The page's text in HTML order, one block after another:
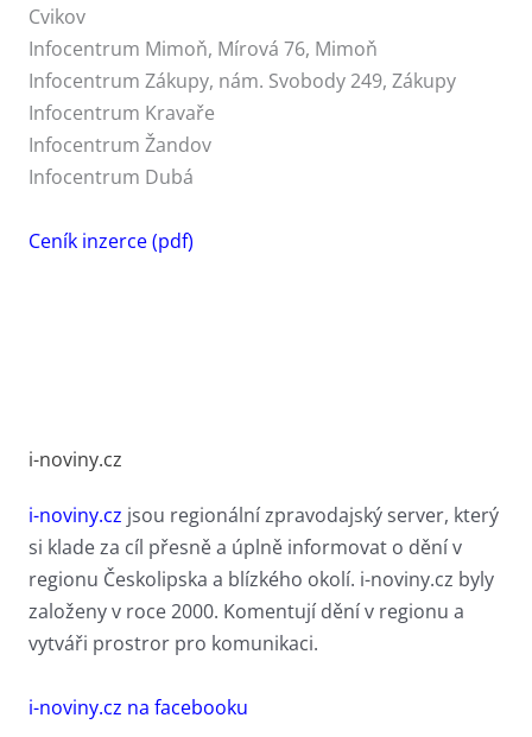
Cvikov
Infocentrum Mimoň, Mírová 76, Mimoň
Infocentrum Zákupy, nám. Svobody 249, Zákupy
Infocentrum Kravaře
Infocentrum Žandov
Infocentrum Dubá
Ceník inzerce (pdf)
i-noviny.cz
i-noviny.cz jsou regionální zpravodajský server, který
si klade za cíl přesně a úplně informovat o dění v
regionu Českolipska a blízkého okolí. i-noviny.cz byly
založeny v roce 2000. Komentují dění v regionu a
vytváři prostror pro komunikaci.
i-noviny.cz na facebooku